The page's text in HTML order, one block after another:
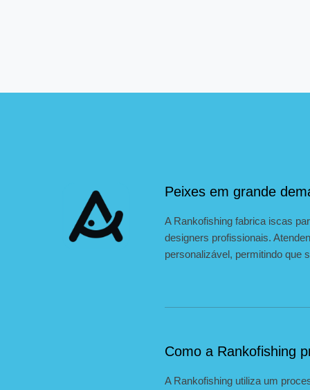
Peixes em grande
A Rankofishing fabrica iscas
designers profissionais.
personalizável, permitindo que
Como a Rankofishing
A Rankofishing utiliza um